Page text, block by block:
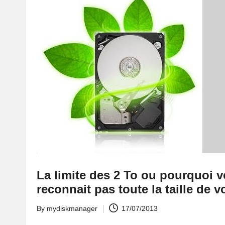
La limite des 2 To ou pourquoi
reconnait pas toute la taille de
Posted
By mydiskmanager 17/07/2013